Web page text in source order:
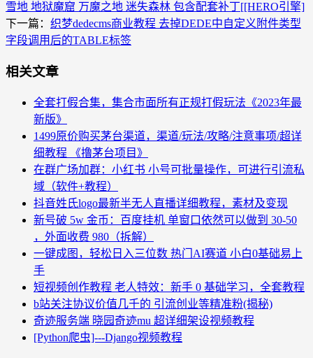
雪地 地狱魔窟 万魔之地 迷失森林 包含配套补丁[[HERO引擎]
下一篇： 织梦dedecms商业教程 去掉DEDE中自定义附件类型
字段调用后的TABLE标签
相关文章
全套打假合集，集合市面所有正规打假玩法《2023年最
新版》
1499原价购买茅台渠道，渠道/玩法/攻略/注意事项/超详
细教程 《撸茅台项目》
在群广场加群：小红书 小号可批量操作，可进行引流私
域（软件+教程）
抖音姓氏logo最新半无人直播详细教程，素材及变现
新号破 5w 金币：百度挂机 单窗口依然可以做到 30-50
，外面收费 980（拆解）
一键成图，轻松日入三位数 热门AI赛道 小白0基础易上
手
短视频创作教程 老人特效：新手 0 基础学习，全套教程
b站关注协议价值几千的 引流创业等精准粉(揭秘)
奇迹服务端 晓园奇迹mu 超详细架设视频教程
[Python爬虫]---Django视频教程